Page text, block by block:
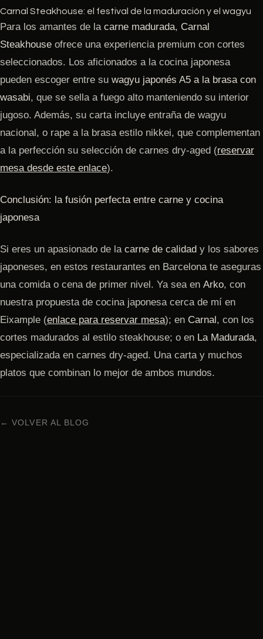
Carnal Steakhouse: el festival de la maduración y el wagyu
Para los amantes de la carne madurada, Carnal
Steakhouse ofrece una experiencia premium con cortes
seleccionados. Los aficionados a la cocina japonesa
pueden escoger entre su wagyu japonés A5 a la brasa con
wasabi, que se sella a fuego alto manteniendo su interior
jugoso. Además, su carta incluye entraña de wagyu
nacional, o rape a la brasa estilo nikkei, que complementan
a la perfección su selección de carnes dry-aged (reservar
mesa desde este enlace).
Conclusión: la fusión perfecta entre carne y cocina
japonesa
Si eres un apasionado de la carne de calidad y los sabores
japoneses, en estos restaurantes en Barcelona te aseguras
una comida o cena de primer nivel. Ya sea en Arko, con
nuestra propuesta de cocina japonesa cerca de mí en
Eixample (enlace para reservar mesa); en Carnal, con los
cortes madurados al estilo steakhouse; o en La Madurada,
especializada en carnes dry-aged. Una carta y muchos
platos que combinan lo mejor de ambos mundos.
← VOLVER AL BLOG